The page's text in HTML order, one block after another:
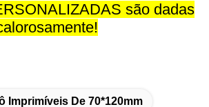
são dadas
Imprimíveis De 70*120mm